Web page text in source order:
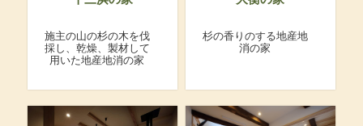
施主の山の杉の木を伐
採し、乾燥、製材して
用いた地産地消の家
杉の香りのする地産地
消の家